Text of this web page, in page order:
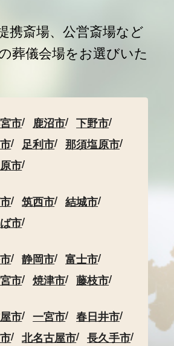
携斎場、公営斎場など
葬儀会場をお選びいた
市 鹿沼市
下野市
足利市
那須塩原市
市
筑西市
結城市
市
静岡市
富士市
市
焼津市 藤枝市
市 一宮市
春日井市
北名古屋市
長久手市